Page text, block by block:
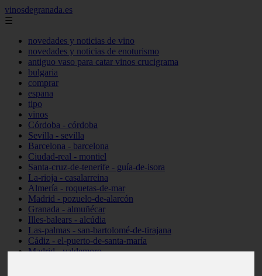
vinosdegranada.es
☰
novedades y noticias de vino
novedades y noticias de enoturismo
antiguo vaso para catar vinos crucigrama
bulgaria
comprar
espana
tipo
vinos
Córdoba - córdoba
Sevilla - sevilla
Barcelona - barcelona
Ciudad-real - montiel
Santa-cruz-de-tenerife - guía-de-isora
La-rioja - casalarreina
Almería - roquetas-de-mar
Madrid - pozuelo-de-alarcón
Granada - almuñécar
Illes-balears - alcúdia
Las-palmas - san-bartolomé-de-tirajana
Cádiz - el-puerto-de-santa-maría
Madrid - valdemoro